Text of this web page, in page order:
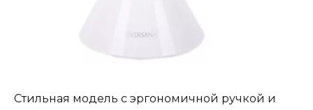
Стильная модель с эргономичной ручкой и